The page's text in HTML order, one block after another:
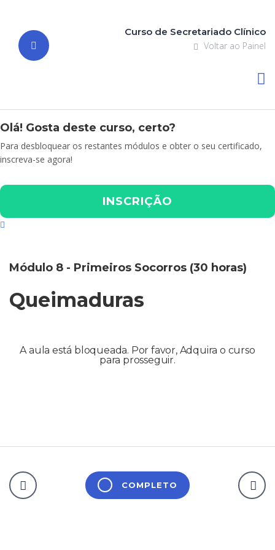
Curso de Secretariado Clínico
Voltar ao Painel
Olá! Gosta deste curso, certo?
Para desbloquear os restantes módulos e obter o seu certificado,
inscreva-se agora!
INSCRIÇÃO
Módulo 8 - Primeiros Socorros (30 horas)
Queimaduras
A aula está bloqueada. Por favor, Adquira o curso
para prosseguir.
COMPLETO